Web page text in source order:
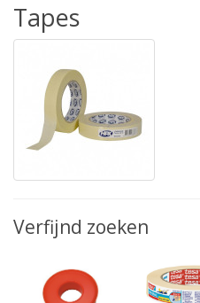
Tapes
Verfijnd zoeken